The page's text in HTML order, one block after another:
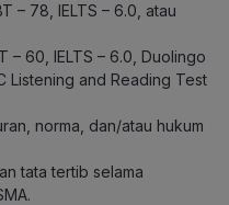
– 78, IELTS – 6.0, atau
– 60, IELTS – 6.0, Duolingo
Listening and Reading Test
norma, dan/atau hukum
tata tertib selama